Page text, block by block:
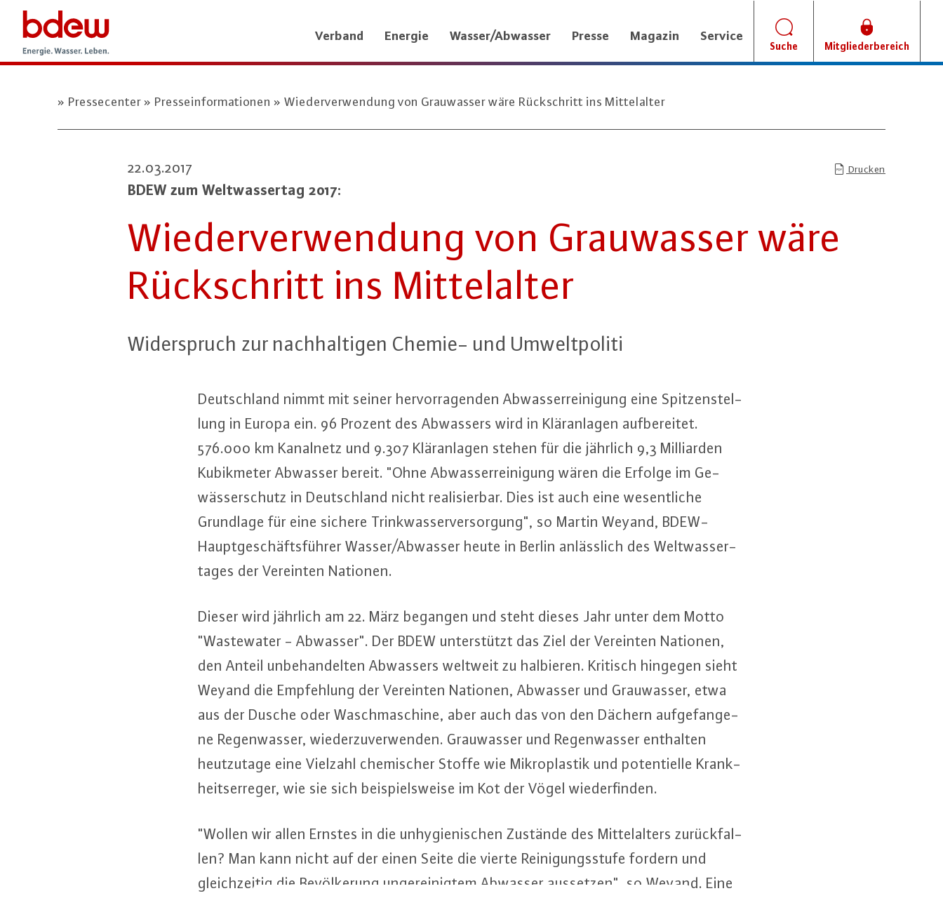
Verband Energie Wasser/Abwasser Presse Magazin Service
Suche Mitgliederbereich
Pressecenter Presseinformationen Wiederverwendung von Grauwasser wäre Rückschritt ins Mittelalter
22.03.2017 Drucken
BDEW zum Welt­was­ser­tag 2017:
Wie­der­ver­wen­dung von Grau­was­ser wäre
Rück­schritt ins Mit­tel­al­ter
Wi­der­spruch zur nach­hal­ti­gen Chemie- und Um­welt­po­li­ti
Deutsch­land nimmt mit seiner her­vor­ra­gen­den Ab­was­ser­rei­ni­gung eine Spit­zen­stel­
lung in Europa ein. 96 Prozent des Abwassers wird in Klär­an­la­gen auf­be­rei­tet.
576.000 km Kanalnetz und 9.307 Klär­an­la­gen stehen für die jährlich 9,3 Mil­li­ar­den
Ku­bik­me­ter Abwasser bereit. "Ohne Ab­was­ser­rei­ni­gung wären die Erfolge im Ge­
wäs­ser­schutz in Deutsch­land nicht rea­li­sier­bar. Dies ist auch eine we­sent­li­che
Grundlage für eine sichere Trink­was­ser­ver­sor­gung", so Martin Weyand, BDEW-
Haupt­ge­schäfts­füh­rer Wasser/Abwasser heute in Berlin an­läss­lich des Welt­was­ser­
ta­ges der Vereinten Nationen.
Dieser wird jährlich am 22. März begangen und steht dieses Jahr unter dem Motto
"Was­te­wa­ter - Abwasser". Der BDEW un­ter­stützt das Ziel der Vereinten Nationen,
den Anteil un­be­han­del­ten Abwassers weltweit zu halbieren. Kritisch hingegen sieht
Weyand die Emp­feh­lung der Vereinten Nationen, Abwasser und Grau­was­ser, etwa
aus der Dusche oder Wasch­ma­schi­ne, aber auch das von den Dächern auf­ge­fan­ge­
ne Re­gen­was­ser, wie­der­zu­ver­wen­den. Grau­was­ser und Re­gen­was­ser enthalten
heut­zu­ta­ge eine Vielzahl che­mi­scher Stoffe wie Mi­kro­plas­tik und po­ten­ti­el­le Krank­
heits­er­re­ger, wie sie sich bei­spiels­wei­se im Kot der Vögel wie­der­fin­den.
"Wollen wir allen Ernstes in die un­hy­gie­ni­schen Zustände des Mit­tel­al­ters zu­rück­fal­
len? Man kann nicht auf der einen Seite die vierte Rei­ni­gungs­stu­fe fordern und
gleich­zei­tig die Be­völ­ke­rung un­ger­ei­nig­tem Abwasser aussetzen", so Weyand. Eine